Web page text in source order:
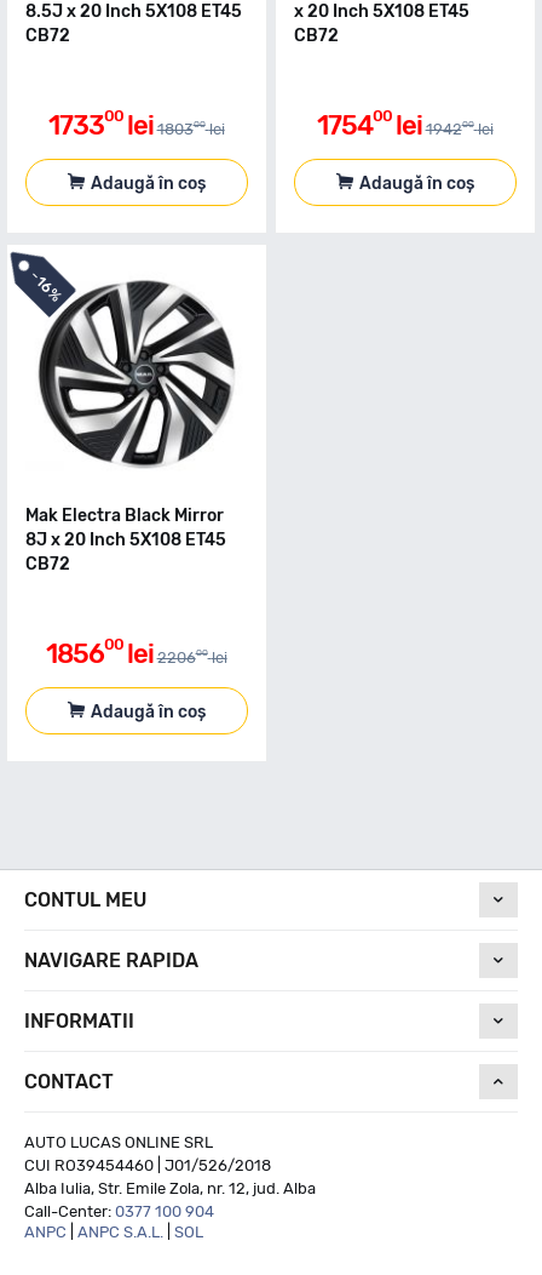
8.5J x 20 Inch 5X108 ET45
CB72
173300 lei 180300 lei
Adaugă în coș
x 20 Inch 5X108 ET45
CB72
175400 lei 194200 lei
Adaugă în coș
-16%
Mak Electra Black Mirror
8J x 20 Inch 5X108 ET45
CB72
185600 lei 220600 lei
Adaugă în coș
CONTUL MEU
NAVIGARE RAPIDA
INFORMATII
CONTACT
AUTO LUCAS ONLINE SRL
CUI RO39454460 | J01/526/2018
Alba Iulia, Str. Emile Zola, nr. 12, jud. Alba
Call-Center: 0377 100 904
ANPC
ANPC S.A.L. SOL